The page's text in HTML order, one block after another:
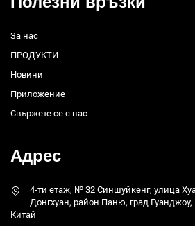
За нас
ПРОДУКТИ
Новини
Приложение
Свържете се с нас
Адрес
4-ти етаж, № 32 Синшуйкенг, улица
Донгхуан, район Паню, град Гуанджоу,
Китай